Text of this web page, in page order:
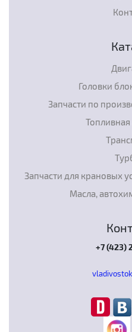
Головки
Запчасти по
Запчасти для крановых
Масла,
+7 (423)